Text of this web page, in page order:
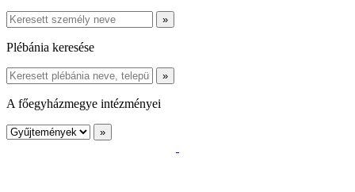
Plébánia keresése
A főegyházmegye intézményei